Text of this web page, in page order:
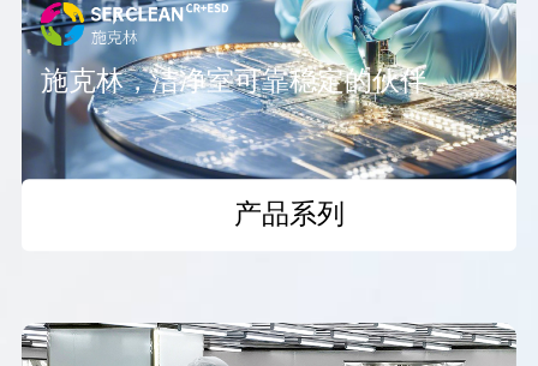
施克林，洁净室可靠稳定的伙伴
产品系列